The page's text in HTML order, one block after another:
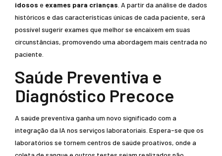
idosos e exames para crianças . A partir da análise de dados
históricos e das características únicas de cada paciente, será
possível sugerir exames que melhor se encaixem em suas
circunstâncias, promovendo uma abordagem mais centrada no
paciente.
Saúde Preventiva e
Diagnóstico Precoce
A saúde preventiva ganha um novo significado com a
integração da IA nos serviços laboratoriais. Espera-se que os
laboratórios se tornem centros de saúde proativos, onde a